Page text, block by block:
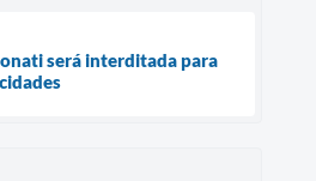
será interditada para